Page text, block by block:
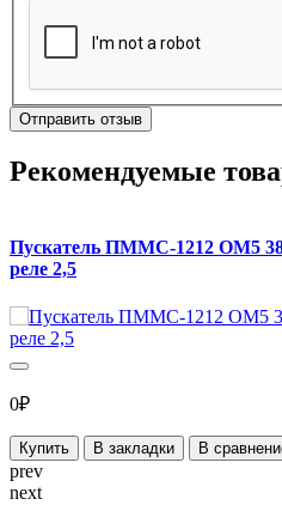
Отправить отзыв
Рекомендуемые
Пускатель ПММС-1212 ОМ5
реле 2,5
0₽
Купить В закладки В
prev
next